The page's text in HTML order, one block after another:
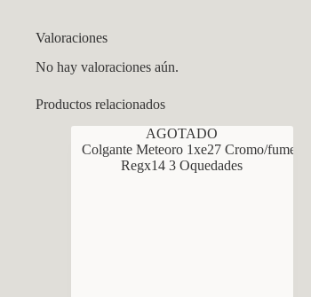
Valoraciones
No hay valoraciones aún.
Productos relacionados
AGOTADO